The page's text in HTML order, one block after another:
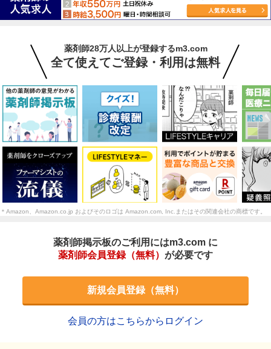
薬剤師28万人以上が登録するm3.com
全て使えてご登録・利用は無料
＊Amazon、Amazon.co.jp およびそのロゴは Amazon.com, Inc.またはその関連会社の商標です。
薬剤師掲示板のご利用にはm3.com に
薬剤師会員登録（無料） が必要です
新規会員登録（無料）
会員の方はこちらからログイン